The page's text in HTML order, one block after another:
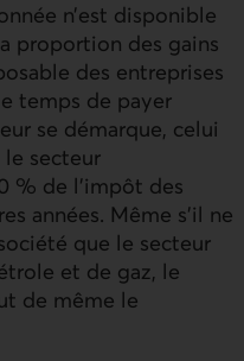
n’est disponible
proportion des gains
des entreprises
temps de payer
se démarque, celui
le secteur
% de l’impôt des
années. Même s’il ne
que le secteur
et de gaz, le
de même le